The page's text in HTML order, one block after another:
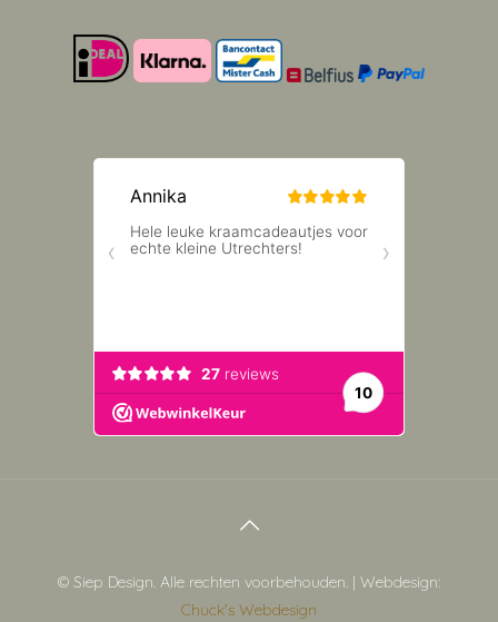
© Siep Design. Alle rechten voorbehouden. | Webdesign:
Chuck's Webdesign